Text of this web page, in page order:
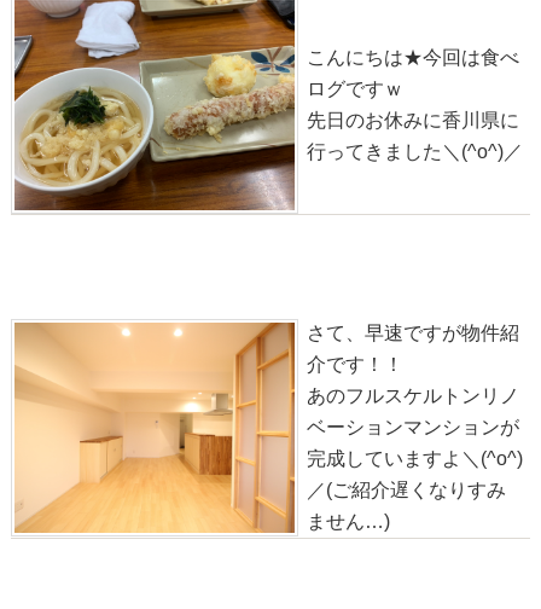
こんにちは★今回は食べ
ログですｗ
先日のお休みに香川県に
行ってきました＼(^o^)／
さて、早速ですが物件紹
介です！！
あのフルスケルトンリノ
ベーションマンションが
完成していますよ＼(^o^)
／(ご紹介遅くなりすみ
ません…)